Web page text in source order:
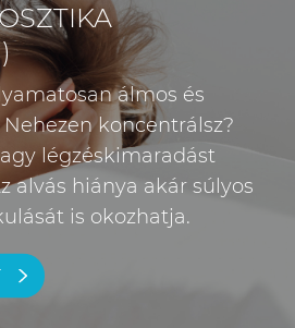
álmos és
koncentrálsz?
légzéskimaradást
alvás hiánya akár súlyos
is okozhatja.